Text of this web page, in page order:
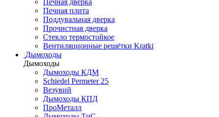
Печная дверка
Печная плита
Поддувальная дверка
Прочистная дверка
Стекло термостойкое
Вентиляционные решётки Kratki
Дымоходы
Дымоходы
Дымоходы КДМ
Schiedel Permeter 25
Везувий
Дымоходы КПД
ПроМеталл